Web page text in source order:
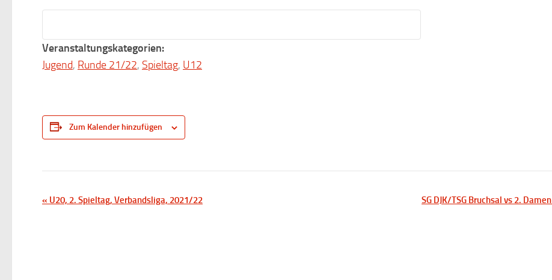
Veranstaltungskategorien:
Jugend, Runde 21/22, Spieltag, U12
Zum Kalender hinzufügen
V
« U20, 2. Spieltag, Verbandsliga, 2021/22 SG DJK/TSG Bruchsal vs 2. Damen